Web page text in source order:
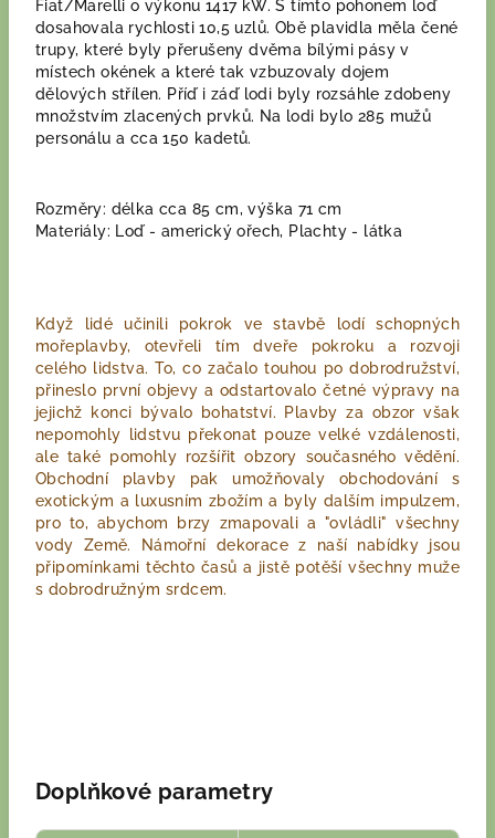
Fiat/Marelli o výkonu 1417 kW. S tímto pohonem loď
dosahovala rychlosti 10,5 uzlů. Obě plavidla měla čené
trupy, které byly přerušeny dvěma bílými pásy v
místech okének a které tak vzbuzovaly dojem
dělových střílen. Příď i záď lodi byly rozsáhle zdobeny
množstvím zlacených prvků. Na lodi bylo 285 mužů
personálu a cca 150 kadetů.
Rozměry: délka cca 85 cm, výška 71 cm
Materiály: Loď - americký ořech, Plachty - látka
Když lidé učinili pokrok ve stavbě lodí schopných
mořeplavby, otevřeli tím dveře pokroku a rozvoji
celého lidstva. To, co začalo touhou po dobrodružství,
přineslo první objevy a odstartovalo četné výpravy na
jejichž konci bývalo bohatství. Plavby za obzor však
nepomohly lidstvu překonat pouze velké vzdálenosti,
ale také pomohly rozšířit obzory současného vědění.
Obchodní plavby pak umožňovaly obchodování s
exotickým a luxusním zbožím a byly dalším impulzem,
pro to, abychom brzy zmapovali a "ovládli" všechny
vody Země. Námořní dekorace z naší nabídky jsou
připomínkami těchto časů a jistě potěší všechny muže
s dobrodružným srdcem.
Doplňkové parametry